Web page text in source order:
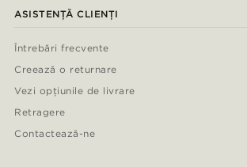
ASISTENȚĂ CLIENȚI
Întrebări frecvente
Creează o returnare
Vezi opțiunile de livrare
Retragere
Contactează-ne